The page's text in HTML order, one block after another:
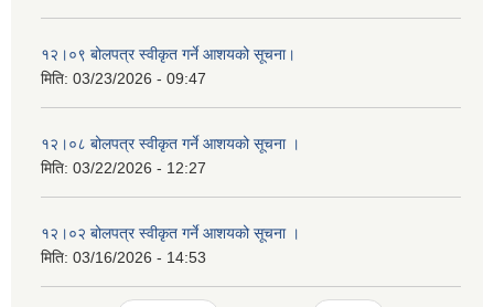
१२।०९ बोलपत्र स्वीकृत गर्ने आशयको सूचना।
मिति: 03/23/2026 - 09:47
१२।०८ बोलपत्र स्वीकृत गर्ने आशयको सूचना ।
मिति: 03/22/2026 - 12:27
१२।०२ बोलपत्र स्वीकृत गर्ने आशयको सूचना ।
मिति: 03/16/2026 - 14:53